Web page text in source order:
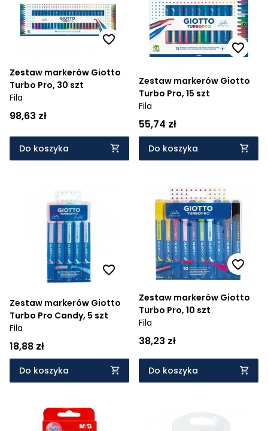
Zestaw markerów Giotto
Turbo Pro, 30 szt
Fila
98,63 zł
Do koszyka
Zestaw markerów Giotto
Turbo Pro, 15 szt
Fila
55,74 zł
Do koszyka
Zestaw markerów Giotto
Turbo Pro Candy, 5 szt
Fila
18,88 zł
Do koszyka
Zestaw markerów Giotto
Turbo Pro, 10 szt
Fila
38,23 zł
Do koszyka